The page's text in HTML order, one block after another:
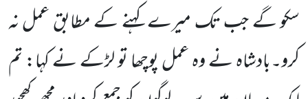
سکو گے جب تک میرے کہنے کے مطابق عمل نہ
کرو۔بادشاہ نے وہ عمل پوچھا تو لڑکے نے کہا: تم